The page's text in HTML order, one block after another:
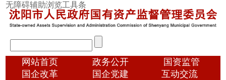
跳
转
到
内
无障碍辅助浏览工具条
输
入
网站首页 政务公开
国资监管
国企改革
国企党建
互动交流